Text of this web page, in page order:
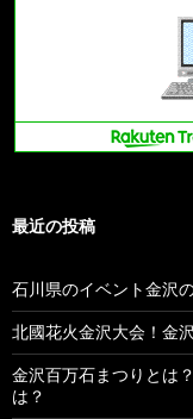
最近の投稿
石川県のイベント金沢
北國花火金沢大会！金
金沢百万石まつりとは
は？